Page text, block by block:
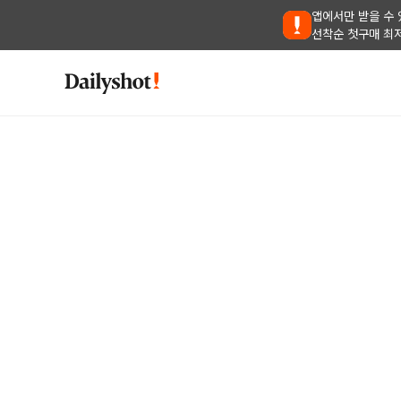
앱에서만 받을 수
선착순 첫구매 최